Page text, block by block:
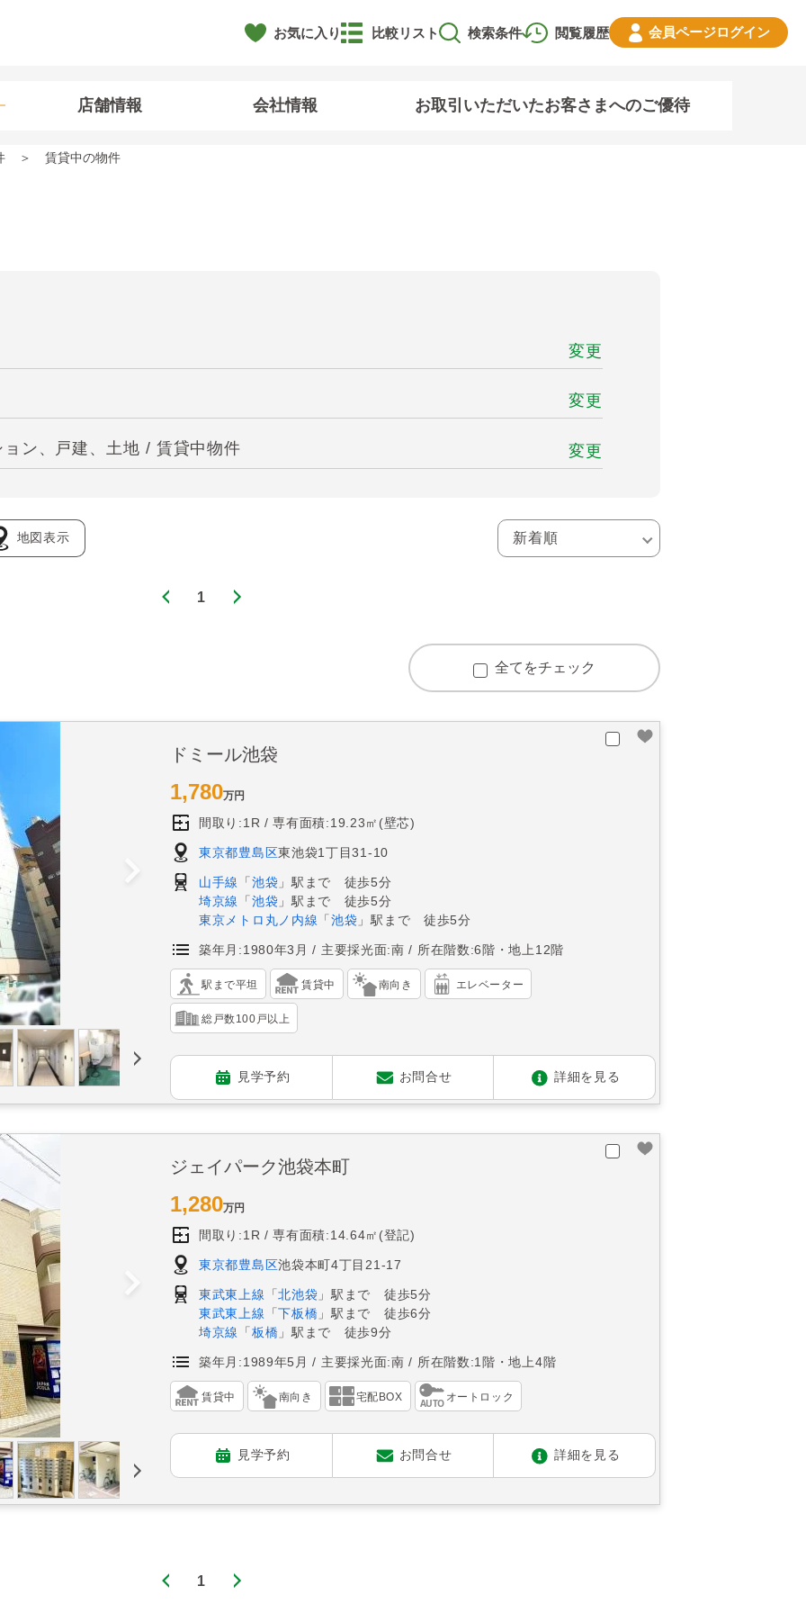
お気に入り 閲覧履歴
比較リスト 検索条件 会員ページログイン
店舗情報 会社情報 お取引いただいたお客さまへのご優待
賃貸中の物件
変更
変更
ン、戸建、土地 / 賃貸中物件 変更
地図表示
1
全てをチェック
ドミール池袋
1,780万円
間取り:1R 専有面積:19.23㎡(壁芯)
東京都豊島区東池袋1丁目31-10
山手線 「 池袋 」駅まで 徒歩5分
埼京線
「 池袋 」駅まで 徒歩5分
東京メトロ丸ノ内線 「池袋 」駅まで 徒歩5分
築年月:1980年3月 主要採光面:南 所在階数:6階・地上12階
駅まで平坦 賃貸中 南向き エレベーター
総戸数100戸以上
見学予約 お問合せ 詳細を見る
ジェイパーク池袋本町
1,280万円
間取り:1R 専有面積:14.64㎡(登記)
東京都豊島区池袋本町4丁目21-17
東武東上線 「北池袋 」駅まで 徒歩5分
東武東上線 「下板橋 」駅まで 徒歩6分
埼京線
「 板橋 」駅まで 徒歩9分
築年月:1989年5月 主要採光面:南 所在階数:1階・地上4階
賃貸中 南向き 宅配BOX オートロック
見学予約 お問合せ 詳細を見る
1